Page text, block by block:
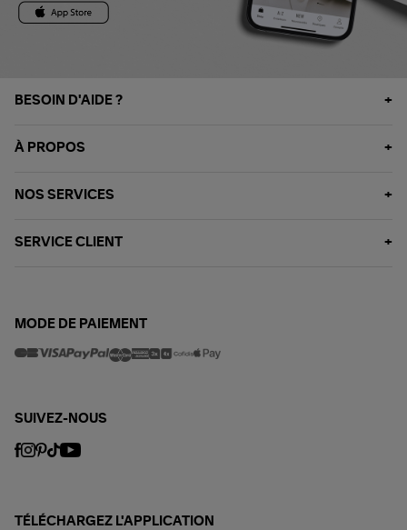
BESOIN D'AIDE ?
À PROPOS
NOS SERVICES
SERVICE CLIENT
MODE DE PAIEMENT
SUIVEZ-NOUS
TÉLÉCHARGEZ L'APPLICATION